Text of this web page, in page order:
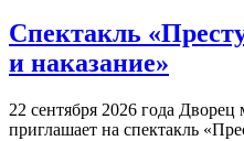
Спектакль
и наказание»
22 сентября 2026 года
приглашает на спектакль